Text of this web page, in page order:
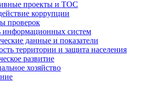
проекты и ТОС
коррупции
проверок
информационных систем
данные и показатели
территории и защита населения
развитие
хозяйство